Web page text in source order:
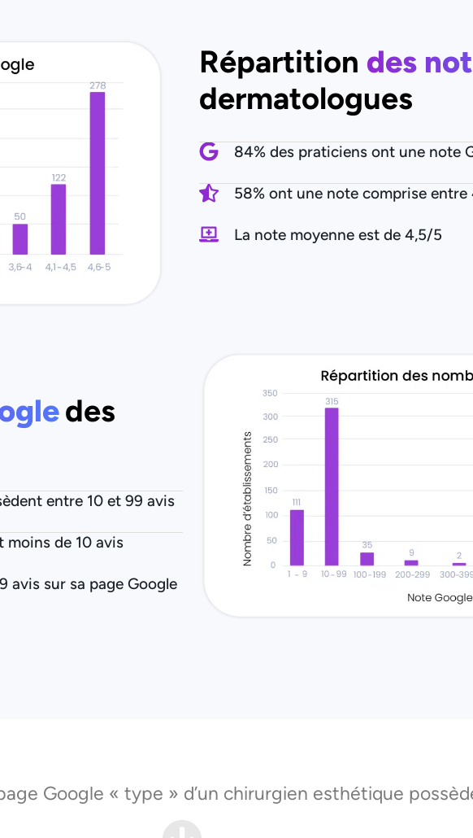
Répartition des
dermatologues
84% des praticiens ont une note
58% ont une note comprise
La note moyenne est de 4,5/5
des
entre 10 et 99 avis
moins de 10 avis
avis sur sa page Google
Google « type » d’un chirurgien esthétique